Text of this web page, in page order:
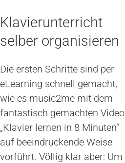
Klavierunterricht
selber organisieren
Die ersten Schritte sind per
eLearning schnell gemacht,
wie es music2me mit dem
fantastisch gemachten Video
„Klavier lernen in 8 Minuten“
auf beeindruckende Weise
vorführt. Völlig klar aber: Um